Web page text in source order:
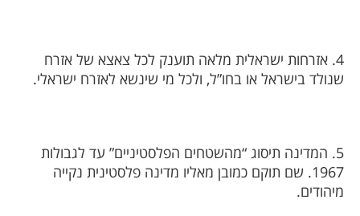
4. אזרחות ישראלית מלאה תוענק לכל צאצא של אזרח
שנולד בישראל או בחו”ל, ולכל מי שינשא לאזרח ישראלי.
5. המדינה תיסוג “מהשטחים הפלסטיניים” עד לגבולות
1967. שם תוקם כמובן מאליו מדינה פלסטינית נקייה
מיהודים.